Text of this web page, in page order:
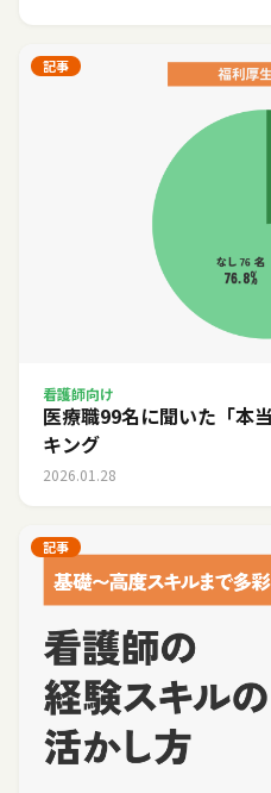
記事
看護師向け
医療職99名に聞いた「本
キング
2026.01.28
記事